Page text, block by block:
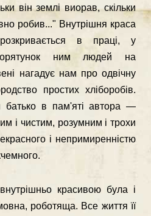
він землі виорав, скільки
робив..." Внутрішня краса
в праці, у
ним людей на
нагадує нам про одвічну
простих хліборобів.
батько в пам'яті автора —
і чистим, розумним і трохи
і непримиренністю
красивою була і
роботяща. Все життя її